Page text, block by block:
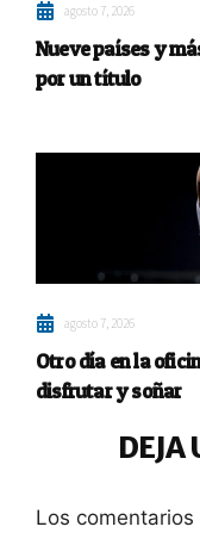
agosto 7, 2026
Nueve países y
por un título
agosto 7, 2026
Otro día en la
disfrutar y soñar
DEJA
Los